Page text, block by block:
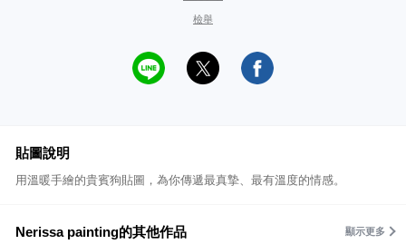
檢舉
貼圖說明
用溫暖手繪的貴賓狗貼圖，為你傳遞最真摯、最有溫度的情感。
Nerissa painting的其他作品 顯示更多